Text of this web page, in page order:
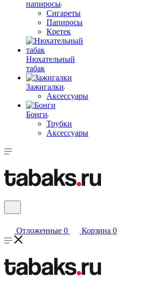
папиросы
Сигареты
Папиросы
Кретек
Нюхательный
табак
Зажигалки
Аксессуары
Бонги
Трубки
Аксессуары
Отложенные 0 Корзина 0